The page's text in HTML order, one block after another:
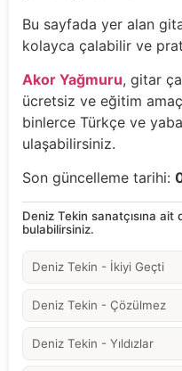
Bu sayfada yer alan
kolayca çalabilir ve
Akor Yağmuru, gitar
ücretsiz ve eğitim
binlerce Türkçe ve
ulaşabilirsiniz.
Son güncelleme tarihi:
Deniz Tekin sanatçısına ait
bulabilirsiniz.
Deniz Tekin - İkiyi Geçti
Deniz Tekin - Çözülmez
Deniz Tekin - Yıldızlar